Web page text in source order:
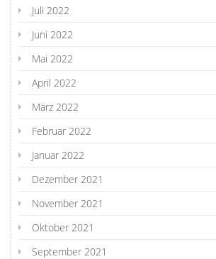
Juli 2022
Juni 2022
Mai 2022
April 2022
März 2022
Februar 2022
Januar 2022
Dezember 2021
November 2021
Oktober 2021
September 2021